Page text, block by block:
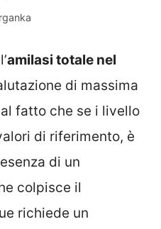
amilasi totale nel
di massima
fatto che se i livello
di riferimento, è
di un
colpisce il
richiede un